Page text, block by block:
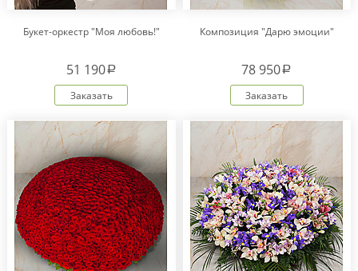
Букет-оркестр "Моя любовь!"
51 190a
Заказать
Композиция "Дарю эмоции"
78 950a
Заказать